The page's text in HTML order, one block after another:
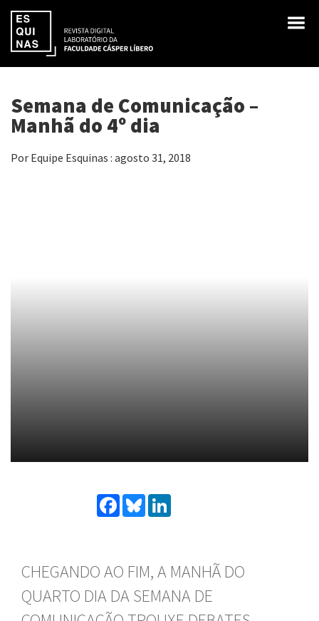
Semana de Comunicação –
Manhã do 4º dia
Por Equipe Esquinas : agosto 31, 2018
Facebook
Bluesky
CHEGANDO AO FIM, A MANHÃ DO
QUARTO DIA DA SEMANA DE